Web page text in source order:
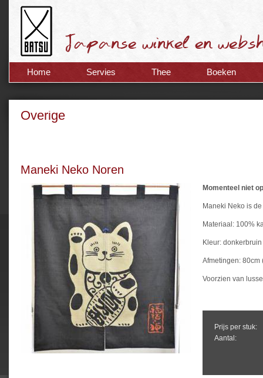
Home Servies Thee Boeken
Overige
Maneki Neko Noren
Momenteel niet
Maneki Neko is
Materiaal: 100%
Kleur:
Afmetingen: 80cm
Voorzien van
Prijs per stuk:
Aantal: